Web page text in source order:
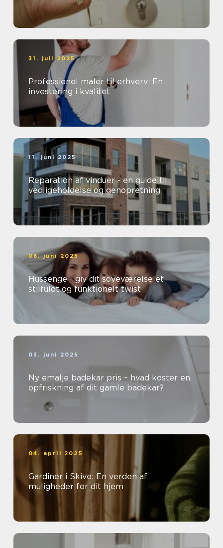
31. juli 2025
Professionel maler til erhverv: En
investering i kvalitet
11. juni 2025
Reparation af vinduer - en guide til
vedligeholdelse og genopretning
08. juni 2025
Hussenge - giv dit soveværelse et
stilfuldt og funktionelt twist
03. juni 2025
Ny emalje badekar pris – hvad koster en
opfriskning af dit gamle badekar?
04. april 2025
Gardiner i Skive: En verden af
muligheder for dit hjem